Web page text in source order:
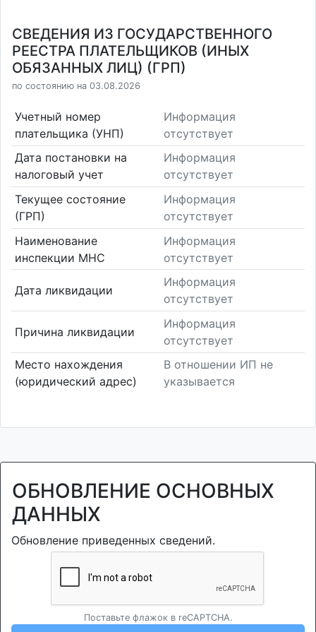
СВЕДЕНИЯ ИЗ ГОСУДАРСТВЕННОГО
РЕЕСТРА ПЛАТЕЛЬЩИКОВ (ИНЫХ
ОБЯЗАННЫХ ЛИЦ) (ГРП)
по состоянию на 03.08.2026
Учетный номер
плательщика (УНП)
Информация
отсутствует
Дата постановки на
налоговый учет
Информация
отсутствует
Текущее состояние
(ГРП)
Информация
отсутствует
Наименование
инспекции МНС
Информация
отсутствует
Дата ликвидации
Информация
отсутствует
Причина ликвидации
Информация
отсутствует
Место нахождения
(юридический адрес)
В отношении ИП не
указывается
ОБНОВЛЕНИЕ ОСНОВНЫХ
ДАННЫХ
Обновление приведенных сведений.
Поставьте флажок в reCAPTCHA.